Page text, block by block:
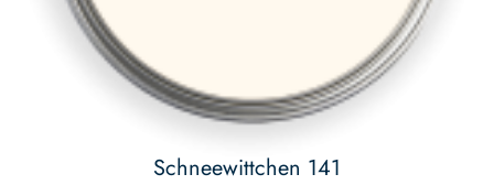
Schneewittchen 141